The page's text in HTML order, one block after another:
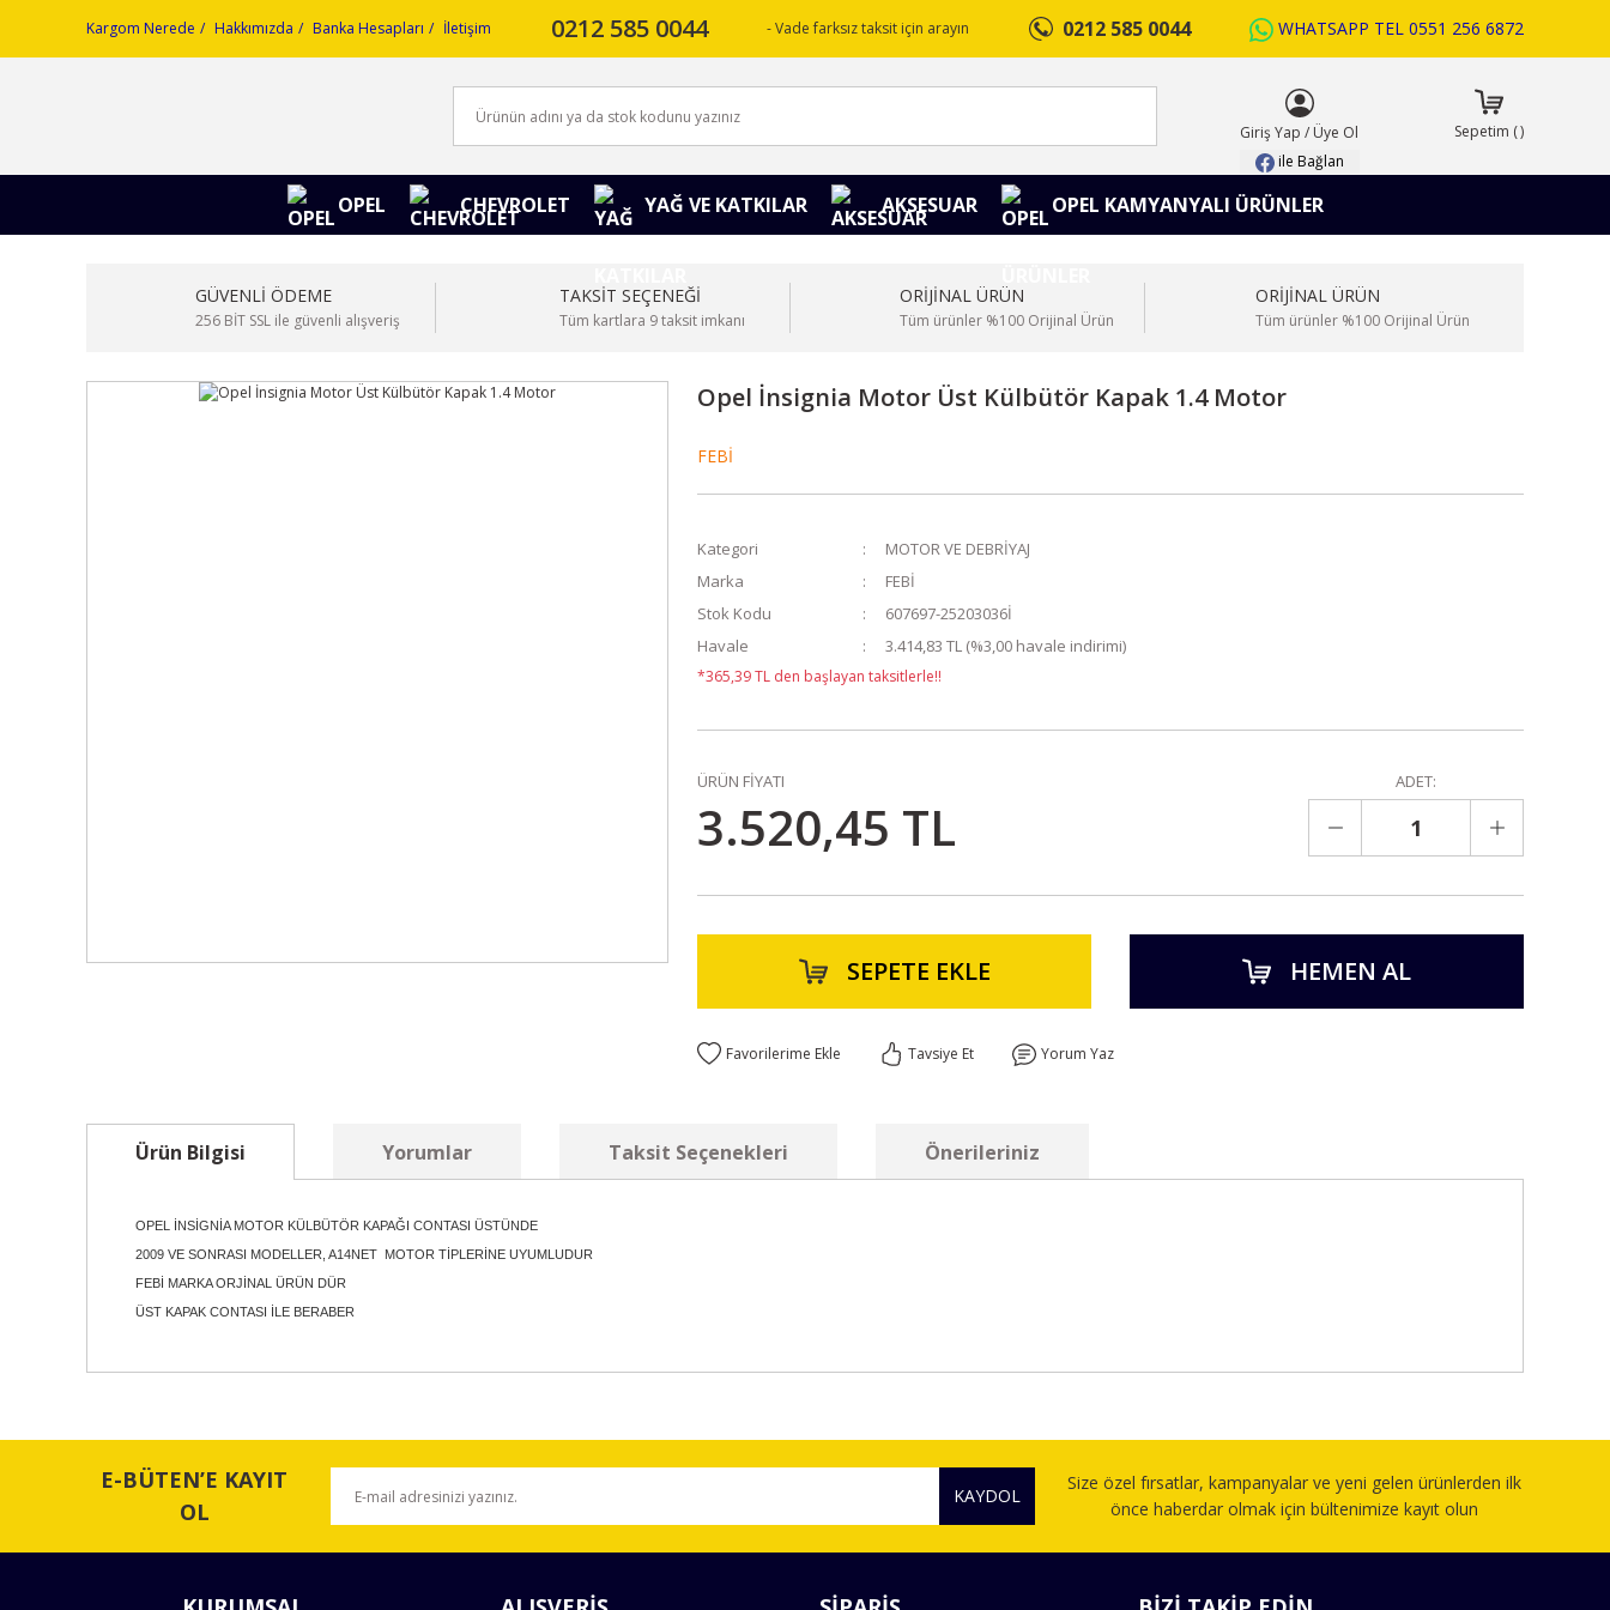
Kargom Nerede Hakkımızda Banka Hesapları İletişim 0212 585 0044 - Vade farksız taksit için arayın 0212 585 0044 WHATSAPP TEL 0551 256 6872
Giriş Yap / Üye Ol
ile Bağlan
Sepetim ()
OPEL CHEVROLET YAĞ VE KATKILAR AKSESUAR OPEL KAMYANYALI ÜRÜNLER
GÜVENLİ ÖDEME
256 BİT SSL ile güvenli alışveriş
TAKSİT SEÇENEĞİ
Tüm kartlara 9 taksit imkanı
ORİJİNAL ÜRÜN
Tüm ürünler %100 Orijinal Ürün
ORİJİNAL ÜRÜN
Tüm ürünler %100 Orijinal Ürün
Opel İnsignia Motor Üst Külbütör Kapak 1.4 Motor
FEBİ
Kategori
MOTOR VE DEBRİYAJ
Marka
FEBİ
Stok Kodu
607697-25203036İ
Havale
3.414,83 TL (%3,00 havale indirimi)
*365,39 TL den başlayan taksitlerle!!
ÜRÜN FİYATI
3.520,45 TL
ADET:
SEPETE EKLE HEMEN AL
Tavsiye Et Yorum Yaz
Ürün Bilgisi Yorumlar Taksit Seçenekleri Önerileriniz
OPEL İNSİGNİA MOTOR KÜLBÜTÖR KAPAĞI CONTASI ÜSTÜNDE
2009 VE SONRASI MODELLER, A14NET MOTOR TİPLERİNE UYUMLUDUR
FEBİ MARKA ORJİNAL ÜRÜN DÜR
ÜST KAPAK CONTASI İLE BERABER
Görüş ve önerileriniz için teşekkür ederiz.
Ürün resmi kalitesiz, bozuk veya görüntülenemiyor.
E-BÜTEN’E KAYIT
OL
KAYDOL
Size özel fırsatlar, kampanyalar ve yeni gelen ürünlerden ilk
önce haberdar olmak için bültenimize kayıt olun